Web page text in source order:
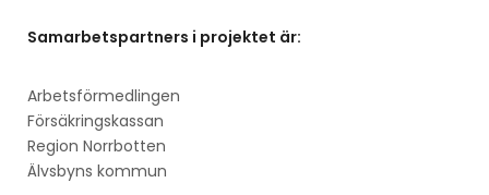
Samarbetspartners i projektet är:
Arbetsförmedlingen
Försäkringskassan
Region Norrbotten
Älvsbyns kommun